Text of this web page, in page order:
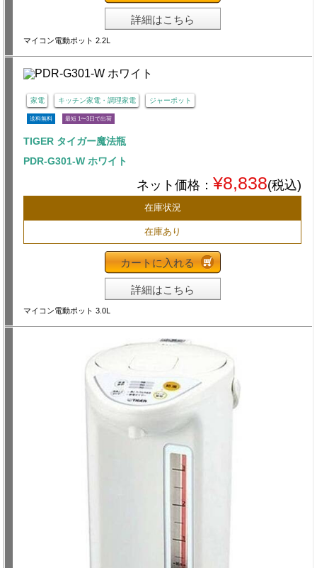
詳細はこちら
マイコン電動ポット 2.2L
家電 キッチン家電・調理家電 ジャーポット
送料無料 最短 1〜3日で出荷
TIGER タイガー魔法瓶
PDR-G301-W ホワイト
ネット価格： ¥8,838(税込)
在庫状況
在庫あり
カートに入れる
詳細はこちら
マイコン電動ポット 3.0L